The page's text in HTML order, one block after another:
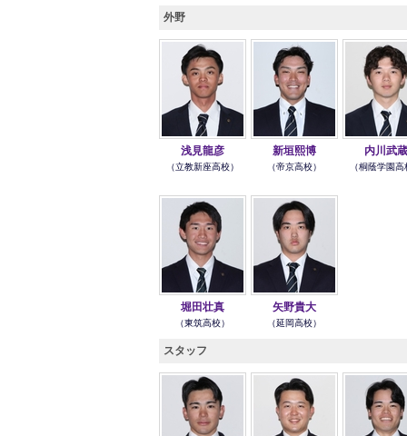
外野
浅見龍彦
（立教新座高校）
新垣熙博
（帝京高校）
内川武蔵
（桐蔭学園
堀田壮真
（東筑高校）
矢野貴大
（延岡高校）
スタッフ